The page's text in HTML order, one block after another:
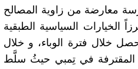
معارضة من زاوية المصالح
الخيارات السياسية الطبقية
خلال فترة الوباء، و خلال
المقترفة في تِمبي حيثُ سلَّط